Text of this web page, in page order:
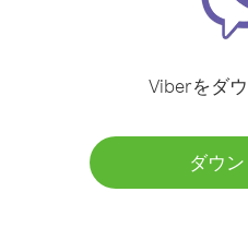
Viberをダ
ダウ